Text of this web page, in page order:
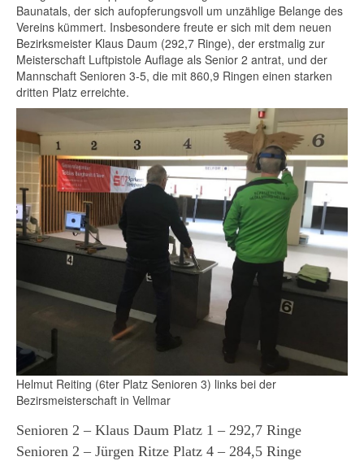
Baunatals, der sich aufopferungsvoll um unzählige Belange des
Vereins kümmert. Insbesondere freute er sich mit dem neuen
Bezirksmeister Klaus Daum (292,7 Ringe), der erstmalig zur
Meisterschaft Luftpistole Auflage als Senior 2 antrat, und der
Mannschaft Senioren 3-5, die mit 860,9 Ringen einen starken
dritten Platz erreichte.
Helmut Reiting (6ter Platz Senioren 3) links bei der
Bezirsmeisterschaft in Vellmar
Senioren 2 – Klaus Daum Platz 1 – 292,7 Ringe
Senioren 2 – Jürgen Ritze Platz 4 – 284,5 Ringe